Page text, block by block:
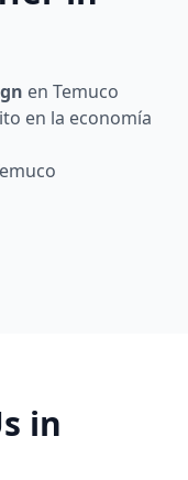
en Temuco
en la economía
in